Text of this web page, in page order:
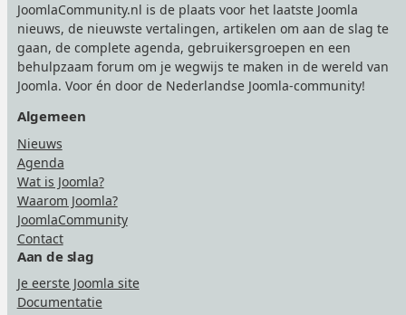
JoomlaCommunity.nl is de plaats voor het laatste Joomla
nieuws, de nieuwste vertalingen, artikelen om aan de slag te
gaan, de complete agenda, gebruikersgroepen en een
behulpzaam forum om je wegwijs te maken in de wereld van
Joomla. Voor én door de Nederlandse Joomla-community!
Algemeen
Nieuws
Agenda
Wat is Joomla?
Waarom Joomla?
JoomlaCommunity
Contact
Aan de slag
Je eerste Joomla site
Documentatie